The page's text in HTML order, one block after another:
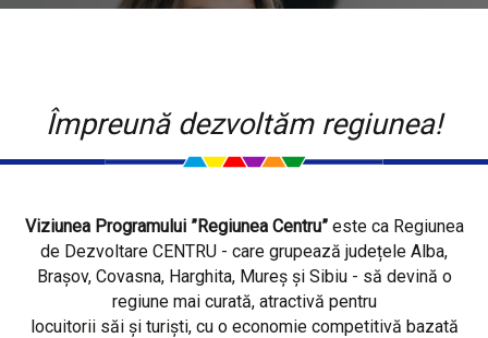
Împreună dezvoltăm regiunea!
Viziunea Programului ”Regiunea Centru”este ca Regiunea
de Dezvoltare CENTRU - care grupează județele Alba,
Brașov, Covasna, Harghita, Mureș și Sibiu - să devină o
regiune mai curată, atractivă pentru
locuitorii săi și turiști, cu o economie competitivă bazată